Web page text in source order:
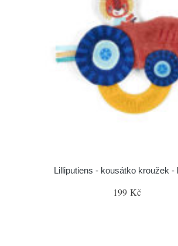
Lilliputiens - kousátko kroužek -
199 Kč